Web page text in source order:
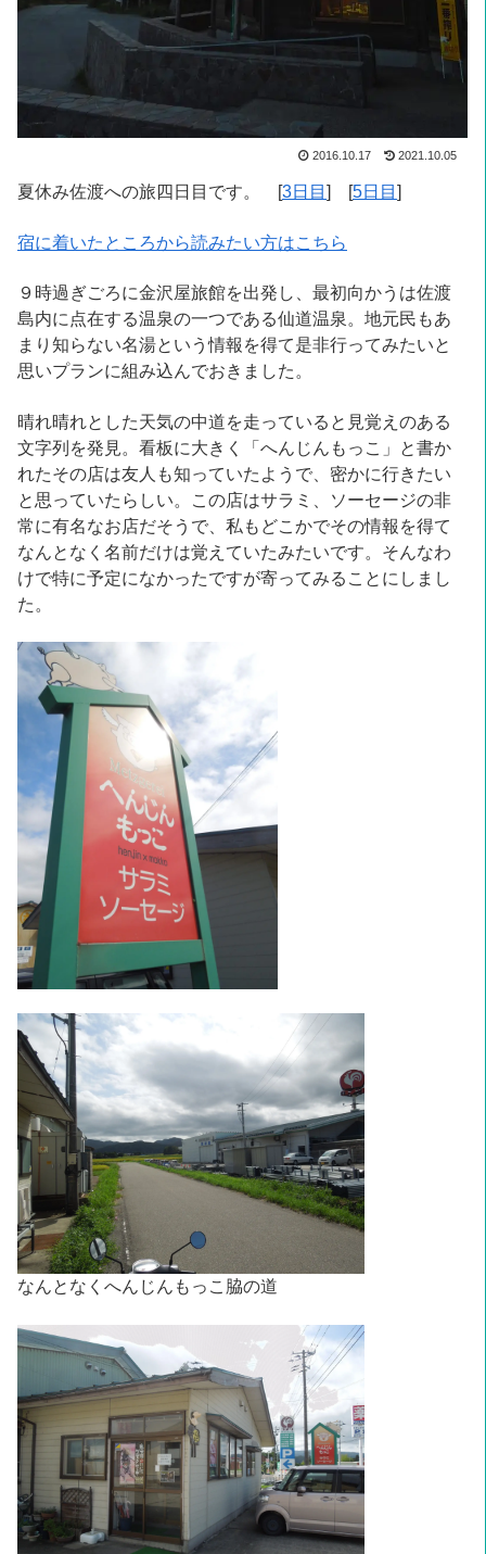
2016.10.17 2021.10.05
夏休み佐渡への旅四日目です。 [3日目 ] [5日目 ]
宿に着いたところから読みたい方はこちら
９時過ぎごろに金沢屋旅館を出発し、最初向かうは佐渡
島内に点在する温泉の一つである仙道温泉。地元民もあ
まり知らない名湯という情報を得て是非行ってみたいと
思いプランに組み込んでおきました。
晴れ晴れとした天気の中道を走っていると見覚えのある
文字列を発見。看板に大きく「へんじんもっこ」と書か
れたその店は友人も知っていたようで、密かに行きたい
と思っていたらしい。この店はサラミ、ソーセージの非
常に有名なお店だそうで、私もどこかでその情報を得て
なんとなく名前だけは覚えていたみたいです。そんなわ
けで特に予定になかったですが寄ってみることにしまし
た。
なんとなくへんじんもっこ脇の道